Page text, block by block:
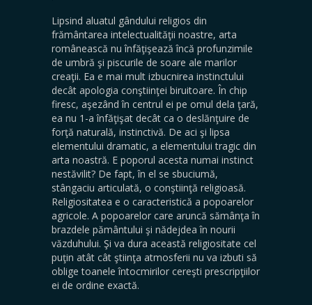
Lipsind aluatul gândului religios din
frământarea intelectualităţii noastre, arta
româ­nească nu înfăţişează încă profunzimile
de umbră şi piscurile de soare ale marilor
creaţii. Ea e mai mult izbucnirea instinctului
decât apologia conştiinţei biruitoare. În chip
firesc, aşezând în centrul ei pe omul dela ţară,
ea nu 1-a înfăţişat decât ca o deslănţuire de
forţă naturală, instinctivă. De aci şi lipsa
elementului dramatic, a elementului tragic din
arta noastră. E poporul acesta numai instinct
nestăvilit? De fapt, în el se sbuciumă,
stângaciu articulată, o conştiinţă religioasă.
Religiositatea e o caracteristică a popoarelor
agricole. A popoarelor care aruncă sămânţa în
brazdele pământului şi nădejdea în nourii
văzduhului. Şi va dura această religiositate cel
puţin atât cât ştiinţa atmosferii nu va izbuti să
oblige toanele întocmirilor cereşti prescripţiilor
ei de ordine exactă.